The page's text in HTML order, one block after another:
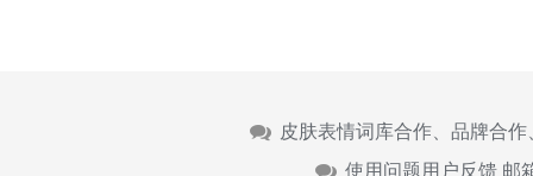
皮肤表情词库合作、品牌合
使用问题用户反馈 邮